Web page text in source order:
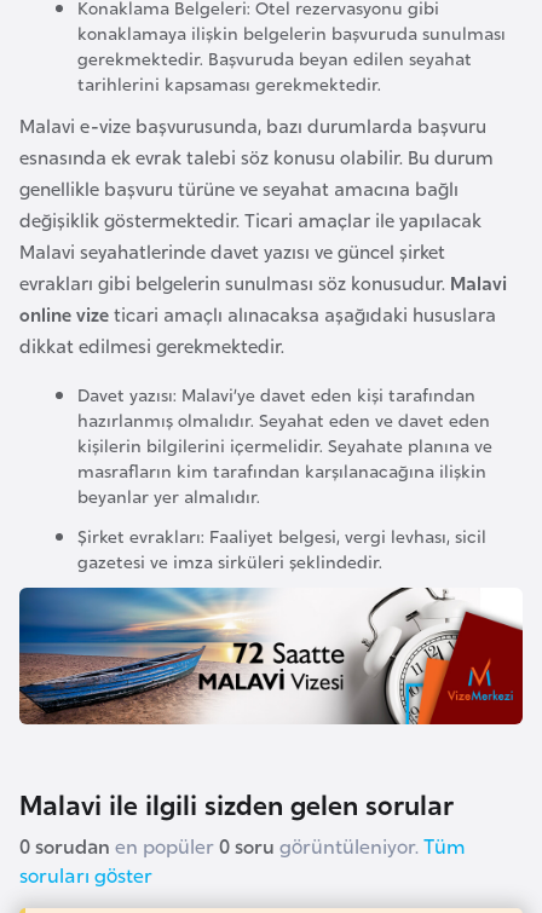
Konaklama Belgeleri: Otel rezervasyonu gibi
konaklamaya ilişkin belgelerin başvuruda sunulması
gerekmektedir. Başvuruda beyan edilen seyahat
tarihlerini kapsaması gerekmektedir.
Malavi e-vize başvurusunda, bazı durumlarda başvuru
esnasında ek evrak talebi söz konusu olabilir. Bu durum
genellikle başvuru türüne ve seyahat amacına bağlı
değişiklik göstermektedir. Ticari amaçlar ile yapılacak
Malavi seyahatlerinde davet yazısı ve güncel şirket
evrakları gibi belgelerin sunulması söz konusudur. Malavi
online vizeticari amaçlı alınacaksa aşağıdaki hususlara
dikkat edilmesi gerekmektedir.
Davet yazısı: Malavi’ye davet eden kişi tarafından
hazırlanmış olmalıdır. Seyahat eden ve davet eden
kişilerin bilgilerini içermelidir. Seyahate planına ve
masrafların kim tarafından karşılanacağına ilişkin
beyanlar yer almalıdır.
Şirket evrakları: Faaliyet belgesi, vergi levhası, sicil
gazetesi ve imza sirküleri şeklindedir.
Malavi ile ilgili sizden gelen sorular
0 sorudan en popüler0 soru görüntüleniyor. Tüm
soruları göster
s
t
a
n
B
u
r
o
Ç
a
d
Ç
k
C